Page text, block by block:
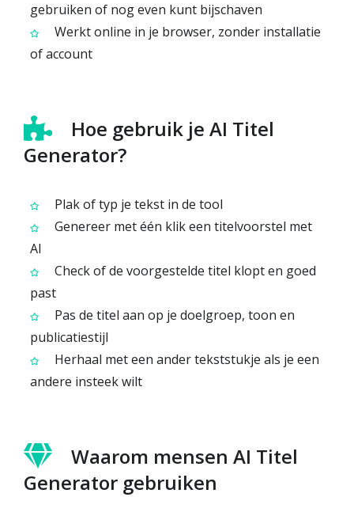
gebruiken of nog even kunt bijschaven
Werkt online in je browser, zonder installatie
of account
Hoe gebruik je AI Titel
Generator?
Plak of typ je tekst in de tool
Genereer met één klik een titelvoorstel met
AI
Check of de voorgestelde titel klopt en goed
past
Pas de titel aan op je doelgroep, toon en
publicatiestijl
Herhaal met een ander tekststukje als je een
andere insteek wilt
Waarom mensen AI Titel
Generator gebruiken